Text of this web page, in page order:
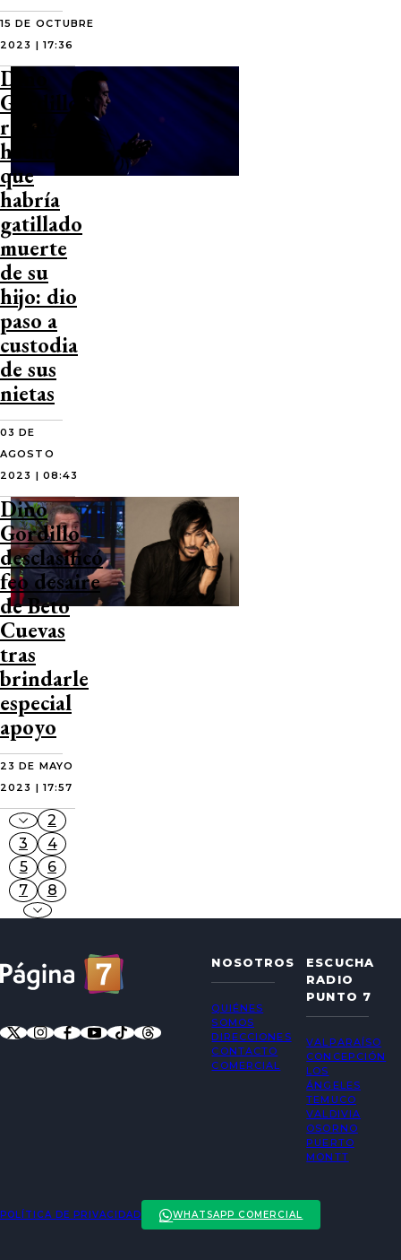
15 DE OCTUBRE
2023 | 17:36
Dino
Gordillo
reveló
hecho
que
habría
gatillado
muerte
de su
hijo: dio
paso a
custodia
de sus
nietas
03 DE
AGOSTO
2023 | 08:43
Dino
Gordillo
desclasificó
feo desaire
de Beto
Cuevas
tras
brindarle
especial
apoyo
23 DE MAYO
2023 | 17:57
2
3
4
5
6
7
8
NOSOTROS
QUIÉNES
SOMOS
DIRECCIONES
CONTACTO
COMERCIAL
ESCUCHA
RADIO
PUNTO 7
VALPARAÍSO
CONCEPCIÓN
LOS
ÁNGELES
TEMUCO
VALDIVIA
OSORNO
PUERTO
MONTT
POLÍTICA DE PRIVACIDAD WHATSAPP COMERCIAL